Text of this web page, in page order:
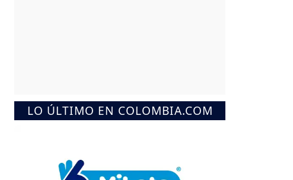
LO ÚLTIMO EN COLOMBIA.COM